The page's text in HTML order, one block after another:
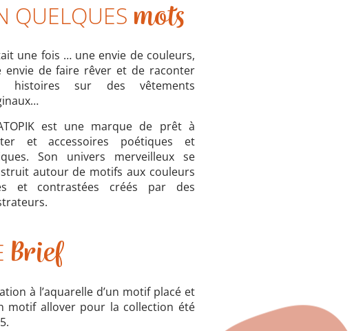
QUELQUES mots
une fois … une envie de couleurs,
envie de faire rêver et de raconter
histoires sur des vêtements
est une marque de prêt à
et accessoires poétiques et
Son univers merveilleux se
autour de motifs aux couleurs
et contrastées créés par des
Brief
à l’aquarelle d’un motif placé et
motif allover pour la collection été